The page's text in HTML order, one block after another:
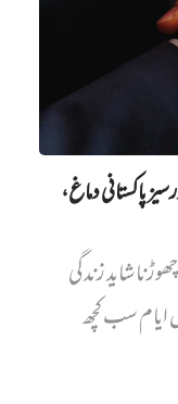
پاکستانی دماغ،
شاید زندگی
ایام سب کچھ